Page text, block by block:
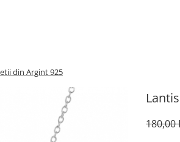
din Argint 925
180,00